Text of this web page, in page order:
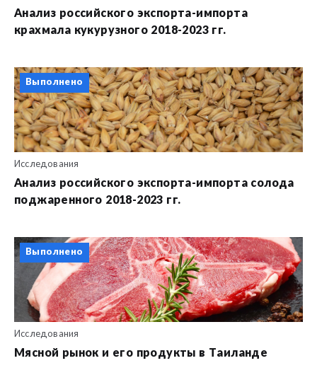
Анализ российского экспорта-импорта
крахмала кукурузного 2018-2023 гг.
Выполнено
Исследования
Анализ российского экспорта-импорта солода
поджаренного 2018-2023 гг.
Выполнено
Исследования
Мясной рынок и его продукты в Таиланде